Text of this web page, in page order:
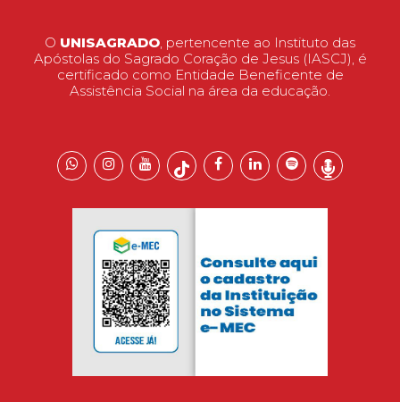
O UNISAGRADO, pertencente ao Instituto das
Apóstolas do Sagrado Coração de Jesus (IASCJ), é
certificado como Entidade Beneficente de
Assistência Social na área da educação.